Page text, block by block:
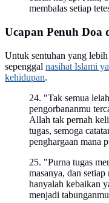
membalas setiap
Ucapan Penuh Doa
Untuk sentuhan yang
sepenggal nasihat Islami
kehidupan.
24. "Tak semua
pengorbananmu
Allah tak pernah
tugas, semoga
penghargaan mana
25. "Purna tugas
masanya, dan
hanyalah kebaikan
menjadi